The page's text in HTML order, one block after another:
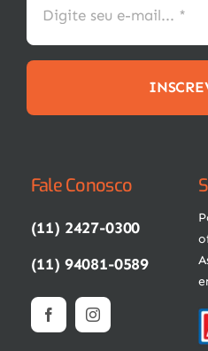
Fale Conosco
(11) 2427-0300
(11) 94081-0589